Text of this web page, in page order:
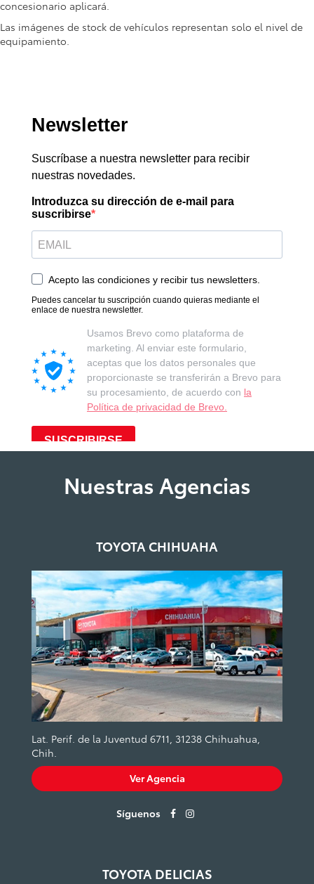
concesionario aplicará.
Las imágenes de stock de vehículos representan solo el nivel de
equipamiento.
Nuestras Agencias
TOYOTA CHIHUAHA
Lat. Perif. de la Juventud 6711, 31238 Chihuahua,
Chih.
Ver Agencia
Síguenos
TOYOTA DELICIAS